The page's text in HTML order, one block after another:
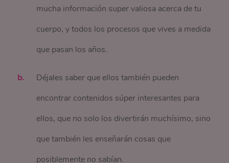
mucha información super valiosa acerca de tu
cuerpo, y todos los procesos que vives a medida
que pasan los años.
Déjales saber que ellos también pueden
encontrar contenidos súper interesantes para
ellos, que no solo los divertirán muchísimo, sino
que también les enseñarán cosas que
posiblemente no sabían.